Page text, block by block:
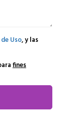
Uso, y las
fines